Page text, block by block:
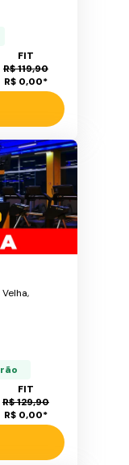
FIT
R$ 119,90
R$ 0,00*
FIT
R$ 129,90
R$ 0,00*